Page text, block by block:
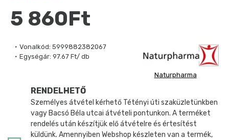
Vonalkód: 5999882382067
Egységár: 97.67 Ft/ db
Naturpharma
5 860Ft
RENDELHETŐ
Személyes átvétel kérhető Tétényi úti szaküzletünkben
vagy Bacsó Béla utcai átvételi pontunkon. A terméket
rendelés után készítjük elő átvételre és értesítést
küldünk. Amennyiben Webshop készleten van a termék,